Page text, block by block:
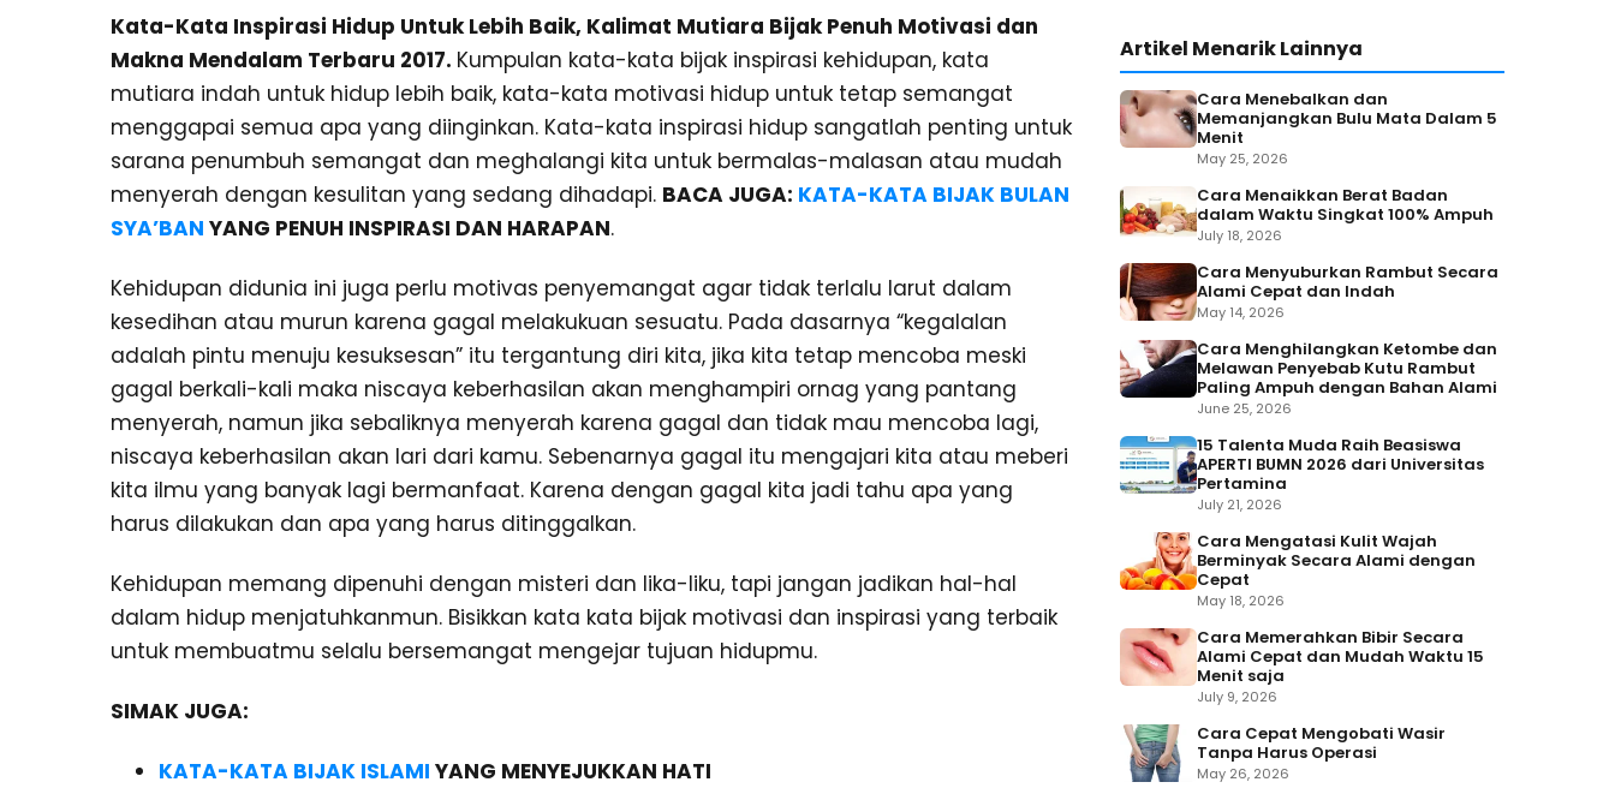
Kata-Kata Inspirasi Hidup Untuk Lebih Baik, Kalimat Mutiara Bijak Penuh Motivasi dan
Makna Mendalam Terbaru 2017. Kumpulan kata-kata bijak inspirasi kehidupan, kata
mutiara indah untuk hidup lebih baik, kata-kata motivasi hidup untuk tetap semangat
menggapai semua apa yang diinginkan. Kata-kata inspirasi hidup sangatlah penting untuk
sarana penumbuh semangat dan meghalangi kita untuk bermalas-malasan atau mudah
menyerah dengan kesulitan yang sedang dihadapi. BACA JUGA: KATA-KATA BIJAK BULAN
SYA’BAN YANG PENUH INSPIRASI DAN HARAPAN.
Kehidupan didunia ini juga perlu motivas penyemangat agar tidak terlalu larut dalam
kesedihan atau murun karena gagal melakukuan sesuatu. Pada dasarnya “kegalalan
adalah pintu menuju kesuksesan” itu tergantung diri kita, jika kita tetap mencoba meski
gagal berkali-kali maka niscaya keberhasilan akan menghampiri ornag yang pantang
menyerah, namun jika sebaliknya menyerah karena gagal dan tidak mau mencoba lagi,
niscaya keberhasilan akan lari dari kamu. Sebenarnya gagal itu mengajari kita atau meberi
kita ilmu yang banyak lagi bermanfaat. Karena dengan gagal kita jadi tahu apa yang
harus dilakukan dan apa yang harus ditinggalkan.
Kehidupan memang dipenuhi dengan misteri dan lika-liku, tapi jangan jadikan hal-hal
dalam hidup menjatuhkanmun. Bisikkan kata kata bijak motivasi dan inspirasi yang terbaik
untuk membuatmu selalu bersemangat mengejar tujuan hidupmu.
SIMAK JUGA:
KATA-KATA BIJAK ISLAMI YANG MENYEJUKKAN HATI
Artikel Menarik Lainnya
Cara Menebalkan dan
Memanjangkan Bulu Mata Dalam 5
Menit
May 25, 2026
Cara Menaikkan Berat Badan
dalam Waktu Singkat 100% Ampuh
July 18, 2026
Cara Menyuburkan Rambut Secara
Alami Cepat dan Indah
May 14, 2026
Cara Menghilangkan Ketombe dan
Melawan Penyebab Kutu Rambut
Paling Ampuh dengan Bahan Alami
June 25, 2026
15 Talenta Muda Raih Beasiswa
APERTI BUMN 2026 dari Universitas
Pertamina
July 21, 2026
Cara Mengatasi Kulit Wajah
Berminyak Secara Alami dengan
Cepat
May 18, 2026
Cara Memerahkan Bibir Secara
Alami Cepat dan Mudah Waktu 15
Menit saja
July 9, 2026
Cara Cepat Mengobati Wasir
Tanpa Harus Operasi
May 26, 2026